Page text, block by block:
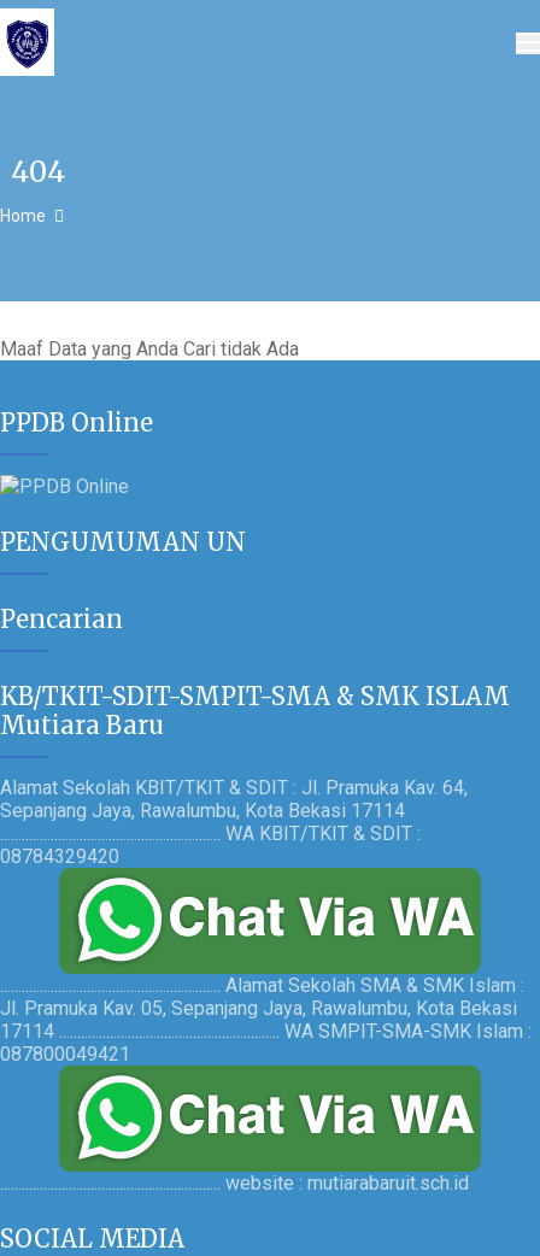
404
Home
Maaf Data yang Anda Cari tidak Ada
PPDB Online
PENGUMUMAN UN
Pencarian
KB/TKIT-SDIT-SMPIT-SMA & SMK ISLAM
Mutiara Baru
Alamat Sekolah KBIT/TKIT & SDIT : Jl. Pramuka Kav. 64,
Sepanjang Jaya, Rawalumbu, Kota Bekasi 17114
............................................................. WA KBIT/TKIT & SDIT :
08784329420
............................................................. Alamat Sekolah SMA & SMK Islam :
Jl. Pramuka Kav. 05, Sepanjang Jaya, Rawalumbu, Kota Bekasi
17114 ............................................................. WA SMPIT-SMA-SMK Islam :
087800049421
............................................................. website : mutiarabaruit.sch.id
SOCIAL MEDIA